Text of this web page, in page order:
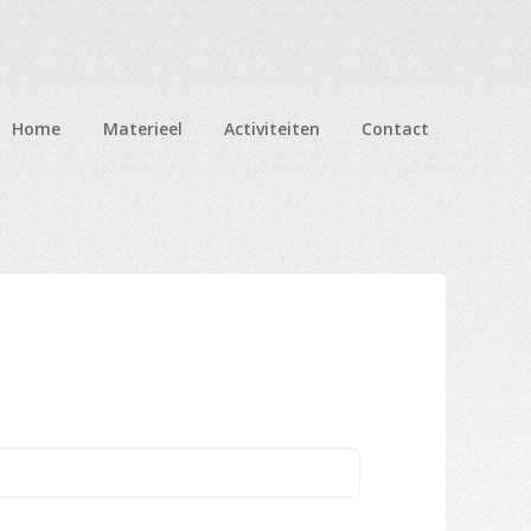
Home Materieel Activiteiten Contact